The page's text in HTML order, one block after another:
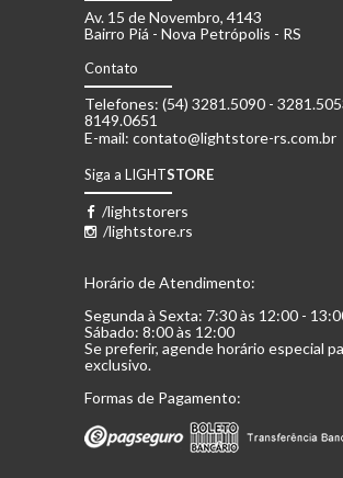
Av. 15 de Novembro, 4143
Bairro Piá - Nova Petrópolis - RS
Contato
Telefones: (54) 3281.5090 -
8149.0651
E-mail: contato@lightstore-rs.com.br
Siga a LIGHTSTORE
/lightstorers
/lightstore.rs
Horário de Atendimento:
Segunda à Sexta: 7:30 às 12:00 -
Sábado: 8:00 às 12:00
Se preferir, agende horário especial
exclusivo.
Formas de Pagamento: